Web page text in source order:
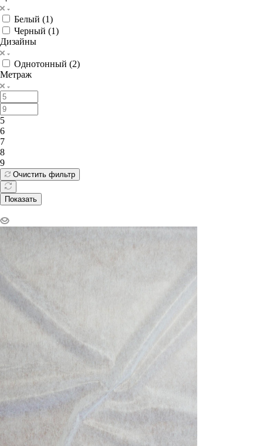
Белый (1)
Черный (1)
Дизайны
Однотонный (2)
Метраж
5
6
7
8
9
Очистить фильтр
Показать